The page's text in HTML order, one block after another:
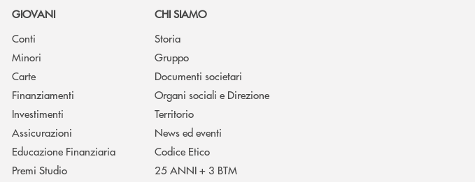
GIOVANI
Conti
Minori
Carte
Finanziamenti
Investimenti
Assicurazioni
Educazione Finanziaria
Premi Studio
CHI SIAMO
Storia
Gruppo
Documenti societari
Organi sociali e Direzione
Territorio
News ed eventi
Codice Etico
25 ANNI + 3 BTM